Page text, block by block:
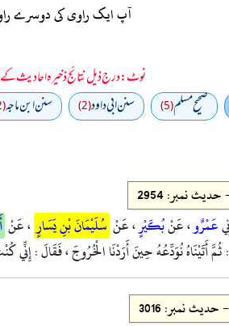
آپ ایک راوی کی دوسرے
نوٹ: درج ذیل نتائج ذخیرہ احادیث کے 75 فیصد ڈیٹا سے منتخب کیے گئے ہیں، یعنی ان راوی پر مزید احادیث بھی موجود ہو سکتی ہیں، اس لیے ان نتائج کو ابتدائی (اندازاً) سمجھا جائے۔
صحيح مسلم(5) سنن ابي داود(2) سنن ابن ماجه(2)
نمبر: 2954
عَمْرٌو، عَنْبُكَيْرٍ، عَنْ سُلَيْمَانَ بْنِ يَسَارٍ ، عَنْ
ثُمَّ أَتَيْنَاهُ نُوَدِّعُهُ حِينَ أَرَدْنَا الْخُرُوجَ ، فَقَالَ : إِنِّي
نمبر: 3016